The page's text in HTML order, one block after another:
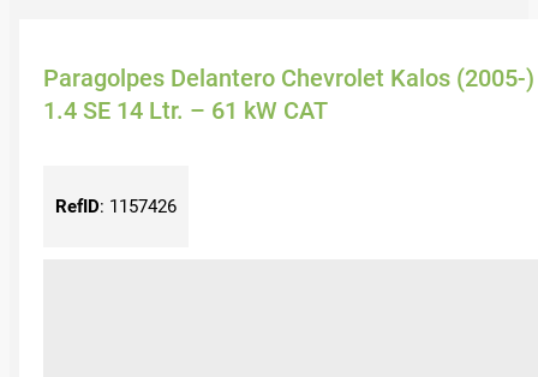
Paragolpes Delantero Chevrolet Kalos (2005-)
1.4 SE 14 Ltr. – 61 kW CAT
RefID: 1157426